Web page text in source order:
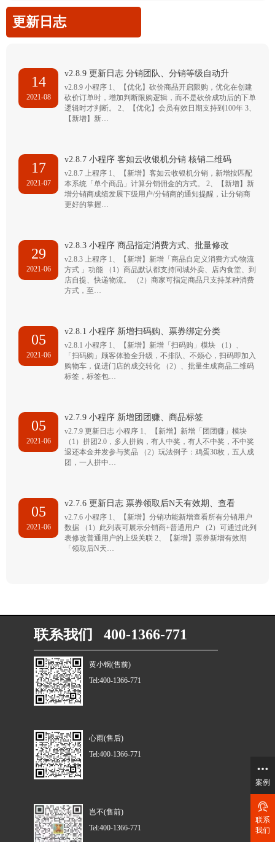
更新日志
14
2021-08
v2.8.9 更新日志 分销团队、分销等级自动升
v2.8.9 小程序 1、【优化】砍价商品开启限购，优化在创建
砍价订单时，增加判断限购逻辑，而不是砍价成功后的下单
逻辑时才判断。 2、【优化】会员有效日期支持到100年 3、
【新增】新…
17
2021-07
v2.8.7 小程序 客如云收银机分销 核销二维码
v2.8.7 上程序 1、【新增】客如云收银机分销，新增按匹配
本系统「单个商品」计算分销佣金的方式。 2、【新增】新
增分销商成绩发展下级用户/分销商的通知提醒，让分销商
更好的掌握…
29
2021-06
v2.8.3 小程序 商品指定消费方式、批量修改
v2.8.3 上程序 1、【新增】新增「商品自定义消费方式/物流
方式 」功能 （1）商品默认都支持同城外卖、店内食堂、到
店自提、快递物流。 （2）商家可指定商品只支持某种消费
方式，至…
05
2021-06
v2.8.1 小程序 新增扫码购、票券绑定分类
v2.8.1 小程序 1、【新增】新增「扫码购」模块 （1）、
「扫码购」顾客体验全升级，不排队、不烦心，扫码即加入
购物车，促进门店的成交转化 （2）、批量生成商品二维码
标签，标签包…
05
2021-06
v2.7.9 小程序 新增团团赚、商品标签
v2.7.9 更新日志 小程序 1、【新增】新增「团团赚」模块
（1）拼团2.0，多人拼购，有人中奖，有人不中奖，不中奖
退还本金并发参与奖品 （2）玩法例子：鸡蛋30枚，五人成
团，一人拼中…
05
2021-06
v2.7.6 更新日志 票券领取后N天有效期、查看
v2.7.6 小程序 1、【新增】分销功能新增查看所有分销用户
数据 （1）此列表可展示分销商+普通用户 （2）可通过此列
表修改普通用户的上级关联 2、【新增】票券新增有效期
「领取后N天…
联系我们 400-1366-771
黄小锅(售前)
Tel:400-1366-771
心雨(售后)
Tel:400-1366-771
岂不(售前)
Tel:400-1366-771
案例
联系
我们